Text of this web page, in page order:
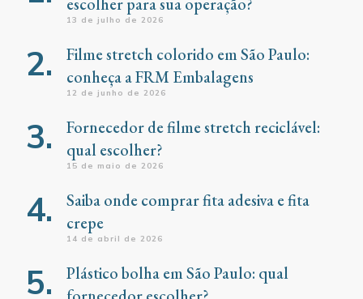
13 de julho de 2026
Filme stretch colorido em São Paulo:
conheça a FRM Embalagens
12 de junho de 2026
Fornecedor de filme stretch reciclável:
qual escolher?
15 de maio de 2026
Saiba onde comprar fita adesiva e fita
crepe
14 de abril de 2026
Plástico bolha em São Paulo: qual